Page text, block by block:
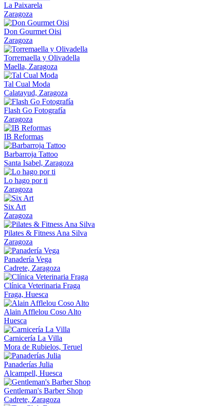
La Paixarela
Zaragoza
Don Gourmet Oisi
Zaragoza
Torremaella y Olivadella
Maella, Zaragoza
Tal Cual Moda
Calatayud, Zaragoza
Flash Go Fotografía
Zaragoza
IB Reformas
Barbarroja Tattoo
Santa Isabel, Zaragoza
Lo hago por ti
Zaragoza
Six Art
Zaragoza
Pilates & Fitness Ana Silva
Zaragoza
Panadería Vega
Cadrete, Zaragoza
Clínica Veterinaria Fraga
Fraga, Huesca
Alain Afflelou Coso Alto
Huesca
Carnicería La Villa
Mora de Rubielos, Teruel
Panaderías Julia
Alcampell, Huesca
Gentleman's Barber Shop
Cadrete, Zaragoza